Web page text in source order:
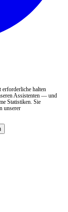
erforderliche halten
Assistenten — und
Statistiken. Sie
unserer